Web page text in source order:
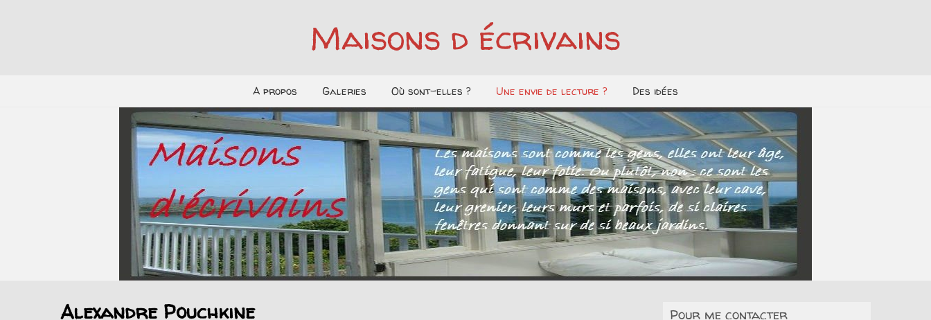
Maisons d écrivains
A propos Galeries Où sont-elles ? Une envie de lecture ? Des idées
Alexandre Pouchkine Pour me contacter